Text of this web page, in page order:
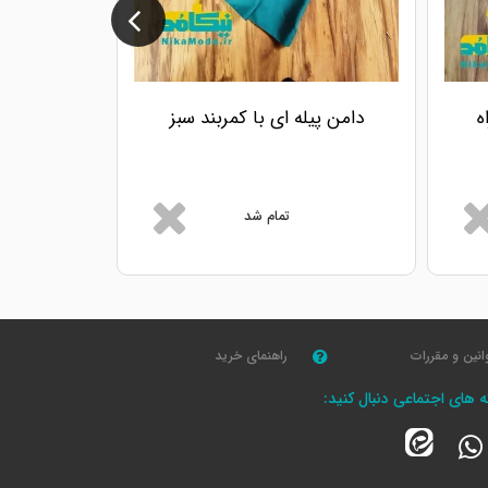
دامن پیله ای با کمربند سبز
تمام شد
و مقررات راهنمای خرید
های اجتماعی دنبال کنید: